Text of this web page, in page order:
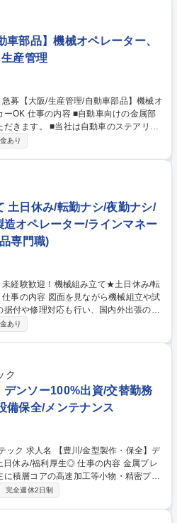
部品】機械オペレーター、
産管理
の金属部
動車のステアリン
ているシャフト・ボルトなどを製造し
梱包◆マイカーOK
あり
土日休み/転勤ナシ/夜勤ナシ/
オペレーター/ラインマネー
専門職)
付や修理対応も行い、国内外出張の機
く仕事です。ライン作業のように同じ
くりの全部に関われます。 ※壁や床に
未経験歓迎！機械
ナシ/退職金制度アリ
あり
ク
デンソー100%出資/交替勤務
備保全/メンテナンス
保全】デ
生◎ 仕事の内容 金属プレ
積層コアの高速加工等小物・精密プレ
強みを持つ当社の技術部にて、金型製
完全週休2日制